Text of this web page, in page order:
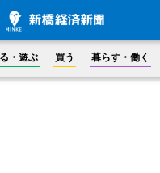
・遊ぶ 買う 暮らす・働く